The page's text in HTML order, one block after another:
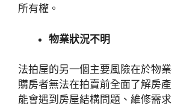
所有權。
物業狀況不明
法拍屋的另一個主要風險在於物
購房者無法在拍賣前全面了解房
能會遇到房屋結構問題、維修需